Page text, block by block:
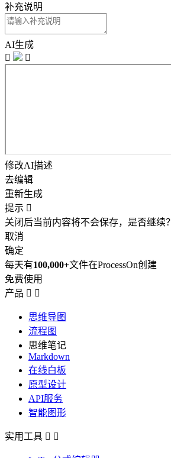
补充说明
AI生成


修改AI描述
去编辑
重新生成
提示 
关闭后当前内容将不会保存，是否继续？
取消
确定
每天有100,000+文件在ProcessOn创建
免费使用
产品  
思维导图
流程图
思维笔记
Markdown
在线白板
原型设计
API服务
智能图形
实用工具  